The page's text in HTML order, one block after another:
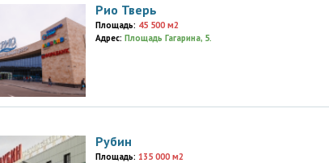
Рио Тверь
Площадь: 45 500 м2
Адрес: Площадь Гагарина, 5.
Рубин
Площадь: 135 000 м2